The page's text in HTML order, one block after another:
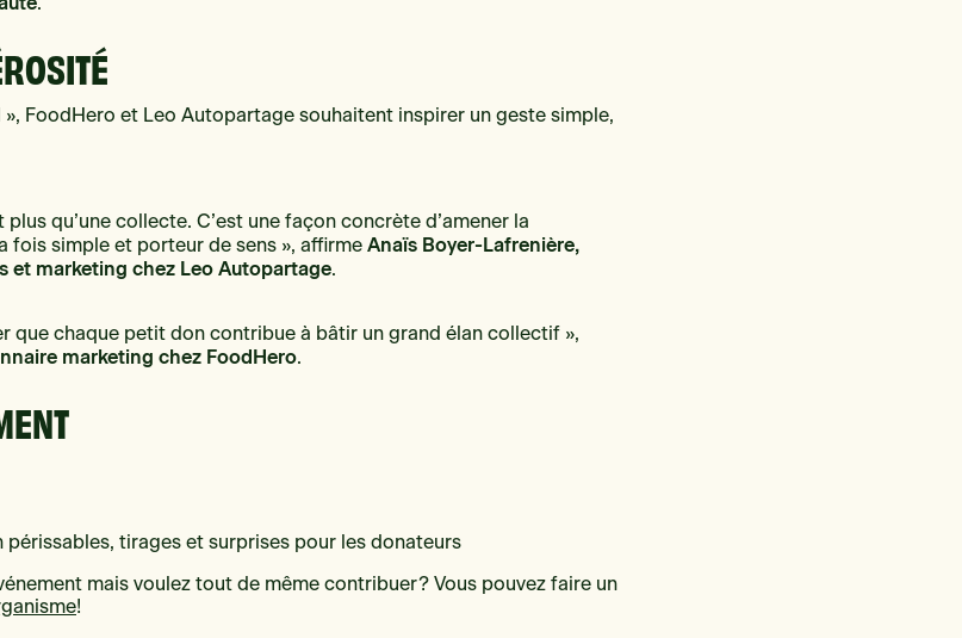
FoodHero et Leo Autopartage souhaitent inspirer un geste simple,
qu’une collecte. C’est une façon concrète d’amener la
fois simple et porteur de sens », affirme Anaïs Boyer-Lafrenière,
et marketing chez Leo Autopartage.
que chaque petit don contribue à bâtir un grand élan collectif »,
marketing chez FoodHero.
périssables, tirages et surprises pour les donateurs
mais voulez tout de même contribuer? Vous pouvez faire un
!